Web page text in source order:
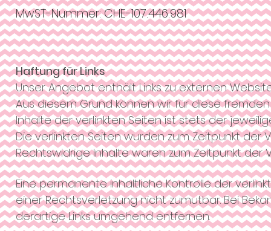
MwST-Nummer: CHE-107.446.981
Haftung für Links
Unser Angebot enthält Links zu externen
Aus diesem Grund können wir für diese
Inhalte der verlinkten Seiten ist stets der
Die verlinkten Seiten wurden zum Zeitpunkt
Rechtswidrige Inhalte waren zum Zeitpunkt der
Eine permanente inhaltliche Kontrolle der
einer Rechtsverletzung nicht zumutbar. Bei
derartige Links umgehend entfernen.